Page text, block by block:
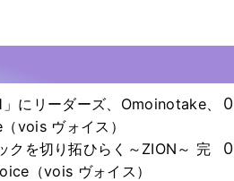
」にリーダーズ、Omoinotake、
vois ヴォイス）
0
クを切り拓ひらく～ZION～ 完
（vois ヴォイス）
0